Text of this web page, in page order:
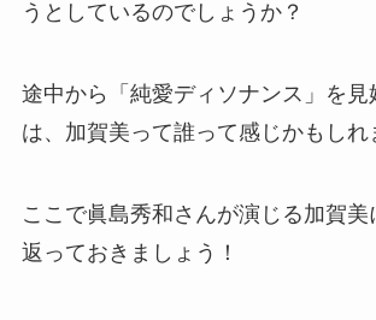
うとしているのでしょうか？
途中から「純愛ディソナンス」を見
は、加賀美って誰って感じかもしれ
ここで眞島秀和さんが演じる加賀美
返っておきましょう！